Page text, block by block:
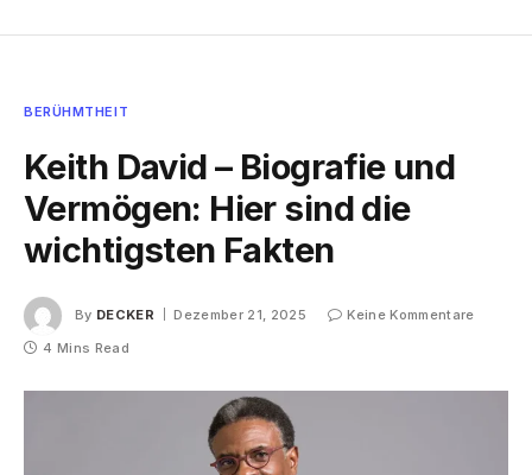
BERÜHMTHEIT
Keith David – Biografie und
Vermögen: Hier sind die
wichtigsten Fakten
By DECKER Dezember 21, 2025
Keine Kommentare
4 Mins Read